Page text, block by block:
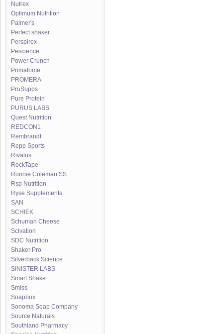
Nutrex
Optimum Nutrition
Palmer's
Perfect shaker
Perspirex
Pescience
Power Crunch
Primaforce
PROMERA
ProSupps
Pure Protein
PURUS LABS
Quest Nutrition
REDCON1
Rembrandt
Repp Sports
Rivalus
RockTape
Ronnie Coleman SS
Rsp Nutrition
Ryse Supplements
SAN
SCHIEK
Schuman Cheese
Scivation
SDC Nutrition
Shaker Pro
Silverback Science
SINISTER LABS
Smart Shake
Smiss
Soapbox
Sonoma Soap Company
Source Naturals
Southland Pharmacy